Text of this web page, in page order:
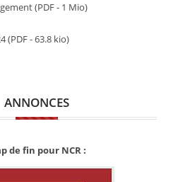
(PDF - 1 Mio)
(PDF - 63.8 kio)
ANNONCES
de fin pour NCR :